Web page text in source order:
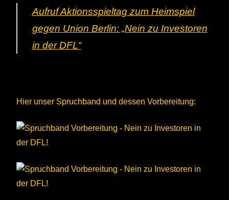
Aufruf Aktionsspieltag zum Heimspiel
gegen Union Berlin: „Nein zu Investoren
in der DFL“
Hier unser Spruchband und dessen Vorbereitung: